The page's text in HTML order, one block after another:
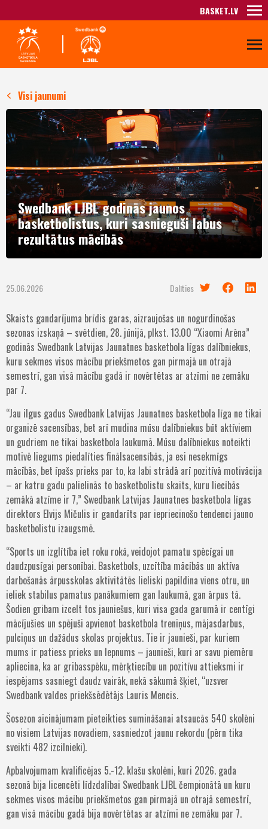
BASKET.LV
Visi jaunumi
Swedbank LJBL godinās jaunos
basketbolistus, kuri sasnieguši labus
rezultātus mācībās
25.06.2026 Dalīties
Skaists gandarījuma brīdis garas, aizraujošas un nogurdinošas
sezonas izskaņā – svētdien, 28. jūnijā, plkst. 13.00 “Xiaomi Arēna”
godinās Swedbank Latvijas Jaunatnes basketbola līgas dalībniekus,
kuru sekmes visos mācību priekšmetos gan pirmajā un otrajā
semestrī, gan visā mācību gadā ir novērtētas ar atzīmi ne zemāku
par 7.
“Jau ilgus gadus Swedbank Latvijas Jaunatnes basketbola līga ne tikai
organizē sacensības, bet arī mudina mūsu dalībniekus būt aktīviem
un gudriem ne tikai basketbola laukumā. Mūsu dalībniekus noteikti
motivē liegums piedalīties finālsacensībās, ja esi nesekmīgs
mācībās, bet īpašs prieks par to, ka labi strādā arī pozitīvā motivācija
– ar katru gadu palielinās to basketbolistu skaits, kuru liecībās
zemākā atzīme ir 7,” Swedbank Latvijas Jaunatnes basketbola līgas
direktors Elvijs Mičulis ir gandarīts par iepriecinošo tendenci jauno
basketbolistu izaugsmē.
“Sports un izglītība iet roku rokā, veidojot pamatu spēcīgai un
daudzpusīgai personībai. Basketbols, uzcītība mācībās un aktīva
darbošanās ārpusskolas aktivitātēs lieliski papildina viens otru, un
ieliek stabilus pamatus panākumiem gan laukumā, gan ārpus tā.
Šodien gribam izcelt tos jauniešus, kuri visa gada garumā ir centīgi
mācījušies un spējuši apvienot basketbola treniņus, mājasdarbus,
pulciņus un dažādus skolas projektus. Tie ir jaunieši, par kuriem
mums ir patiess prieks un lepnums – jaunieši, kuri ar savu piemēru
apliecina, ka ar gribasspēku, mērķtiecību un pozitīvu attieksmi ir
iespējams sasniegt daudz vairāk, nekā sākumā šķiet, “uzsver
Swedbank valdes priekšsēdētājs Lauris Mencis.
Šosezon aicinājumam pieteikties sumināšanai atsaucās 540 skolēni
no visiem Latvijas novadiem, sasniedzot jaunu rekordu (pērn tika
sveikti 482 izcilnieki).
Apbalvojumam kvalificējas 5.-12. klašu skolēni, kuri 2026. gada
sezonā bija licencēti līdzdalībai Swedbank LJBL čempionātā un kuru
sekmes visos mācību priekšmetos gan pirmajā un otrajā semestrī,
gan visā mācību gadā bija novērtētas ar atzīmi ne zemāku par 7.